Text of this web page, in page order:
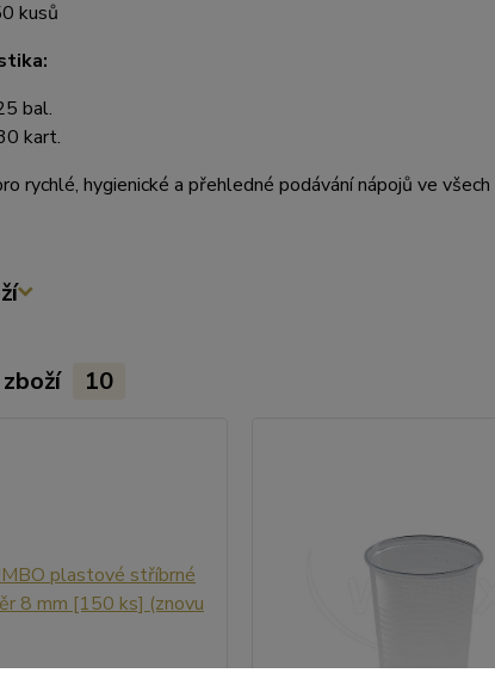
kusů
bal.
kart.
rychlé, hygienické a přehledné podávání nápojů ve
10